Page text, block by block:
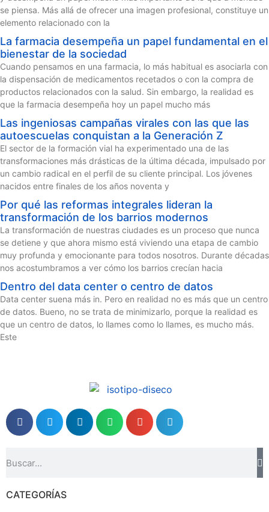
se piensa. Más allá de ofrecer una imagen profesional, constituye un
elemento relacionado con la
La farmacia desempeña un papel fundamental en el
bienestar de la sociedad
Cuando pensamos en una farmacia, lo más habitual es asociarla con
la dispensación de medicamentos recetados o con la compra de
productos relacionados con la salud. Sin embargo, la realidad es
que la farmacia desempeña hoy un papel mucho más
Las ingeniosas campañas virales con las que las
autoescuelas conquistan a la Generación Z
El sector de la formación vial ha experimentado una de las
transformaciones más drásticas de la última década, impulsado por
un cambio radical en el perfil de su cliente principal. Los jóvenes
nacidos entre finales de los años noventa y
Por qué las reformas integrales lideran la
transformación de los barrios modernos
La transformación de nuestras ciudades es un proceso que nunca
se detiene y que ahora mismo está viviendo una etapa de cambio
muy profunda y emocionante para todos nosotros. Durante décadas
nos acostumbramos a ver cómo los barrios crecían hacia
Dentro del data center o centro de datos
Data center suena más in. Pero en realidad no es más que un centro
de datos. Bueno, no se trata de minimizarlo, porque la realidad es
que un centro de datos, lo llames como lo llames, es mucho más.
Este
CATEGORÍAS